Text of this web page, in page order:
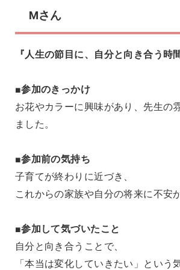
Mさん
『人生の節目に、自分と向き合う時
■参加のきっかけ
お花やカラーに興味があり、先生の
ました。
■参加前の気持ち
子育てが終わりに近づき、
これからの家族や自分の将来に不安
■参加して気づいたこと
自分と向き合うことで、
「本当は変化していきたい」という